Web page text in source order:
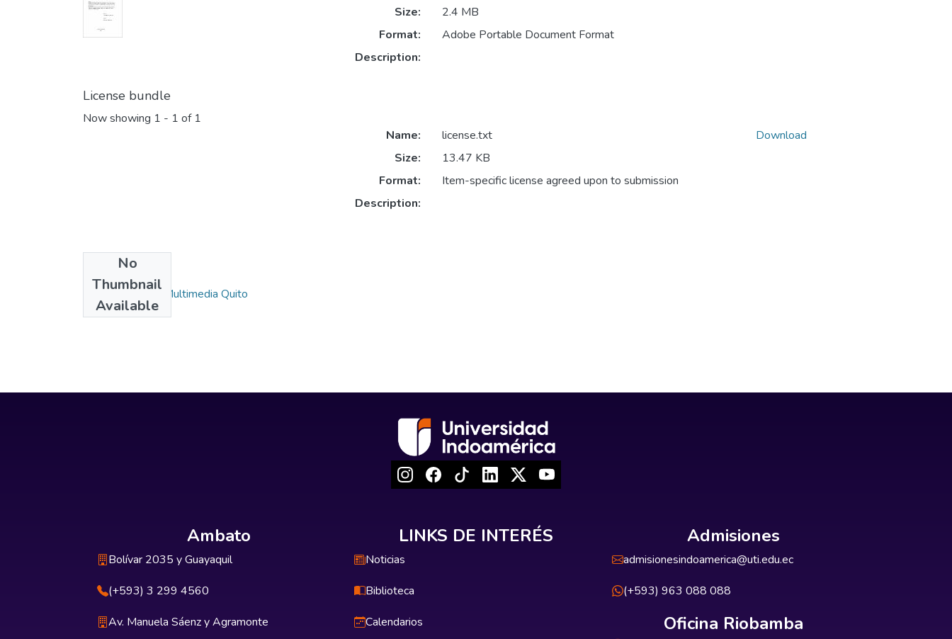
Size:
2.4 MB
Format:
Adobe Portable Document Format
Description:
License bundle
Now showing 1 - 1 of 1
No
Thumbnail
Available
Name:
license.txt
Size:
13.47 KB
Format:
Item-specific license agreed upon to submission
Description:
Download
Collections
Diseño Digital y Multimedia Quito
Ambato
Bolívar 2035 y Guayaquil
(+593) 3 299 4560
Av. Manuela Sáenz y Agramonte
LINKS DE INTERÉS
Noticias
Biblioteca
Calendarios
Admisiones
admisionesindoamerica@uti.edu.ec
(+593) 963 088 088
Oficina Riobamba